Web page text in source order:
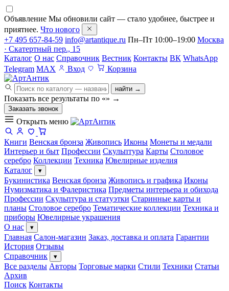
Объявление Мы обновили сайт — стало удобнее, быстрее и
приятнее. Что нового
+7 495 657-84-59 info@artantique.ru Пн–Пт 10:00–19:00 Москва
· Скатертный пер., 15
Каталог О нас Справочник Вестник Контакты ВК WhatsApp
Telegram MAX Вход Корзина
найти →
Показать все результаты по «» →
Заказать звонок
Открыть меню
Книги Венская бронза Живопись Иконы Монеты и медали
Интерьер и быт Профессии Скульптура Карты Столовое
серебро Коллекции Техника Ювелирные изделия
Каталог
▾
Букинистика Венская бронза Живопись и графика Иконы
Нумизматика и Фалеристика Предметы интерьера и обихода
Профессии Скульптура и статуэтки Старинные карты и
планы Столовое серебро Тематические коллекции Техника и
приборы Ювелирные украшения
О нас
▾
Главная Салон-магазин Заказ, доставка и оплата Гарантии
История Отзывы
Справочник
▾
Все разделы Авторы Торговые марки Стили Техники Статьи
Архив
Поиск Контакты